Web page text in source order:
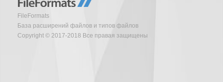
FileFormats
База расширений файлов и типов файлов
Copyright © 2017-2018 Все правая защищены